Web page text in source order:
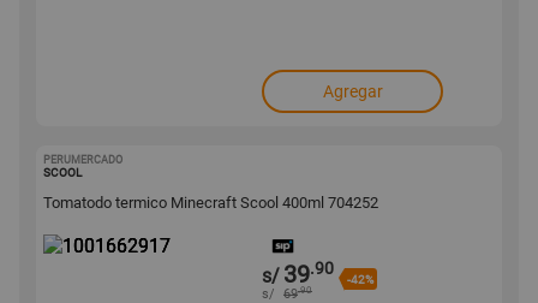
Agregar
PERUMERCADO
SCOOL
Tomatodo termico Minecraft Scool 400ml 704252
s/ 39.90
-42%
s/ 69.90